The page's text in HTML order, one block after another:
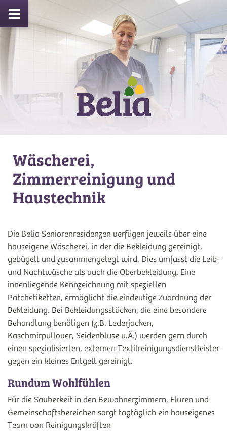
Wäscherei,
Zimmerreinigung und
Haustechnik
Die Belia Seniorenresidenzen verfügen jeweils über eine
hauseigene Wäscherei, in der die Bekleidung gereinigt,
gebügelt und zusammengelegt wird. Dies umfasst die Leib-
und Nachtwäsche als auch die Oberbekleidung. Eine
innenliegende Kennzeichnung mit speziellen
Patchetiketten, ermöglicht die eindeutige Zuordnung der
Bekleidung. Bei Bekleidungsstücken, die eine besondere
Behandlung benötigen (z.B. Lederjacken,
Kaschmirpullover, Seidenbluse u.Ä.) werden gern durch
einen spezialisierten, externen Textilreinigungsdienstleister
gegen ein kleines Entgelt gereinigt.
Rundum Wohlfühlen
Für die Sauberkeit in den Bewohnerzimmern, Fluren und
Gemeinschaftsbereichen sorgt tagtäglich ein hauseigenes
Team von Reinigungskräften